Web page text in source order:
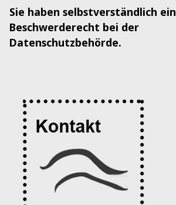
Sie haben selbstverständlich ein
Beschwerderecht bei der
Datenschutzbehörde.